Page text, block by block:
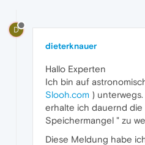
D
dieterknauer
Hallo Experten
Ich bin auf
Slooh.com )
erhalte ich dauernd
Speichermangel " zu
Diese Meldung habe